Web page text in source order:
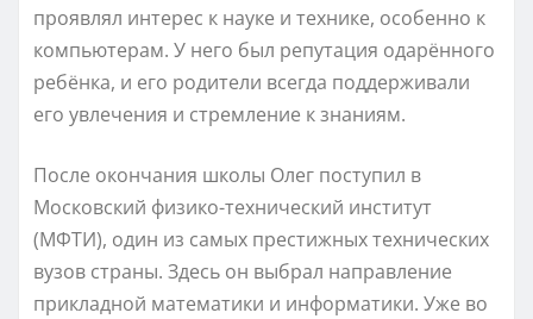
проявлял интерес к науке и технике, особенно к
компьютерам. У него был репутация одарённого
ребёнка, и его родители всегда поддерживали
его увлечения и стремление к знаниям.
После окончания школы Олег поступил в
Московский физико-технический институт
(МФТИ), один из самых престижных технических
вузов страны. Здесь он выбрал направление
прикладной математики и информатики. Уже во